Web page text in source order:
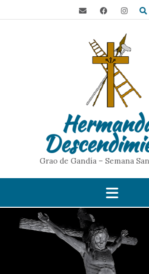
Grao de Gandía – Semana